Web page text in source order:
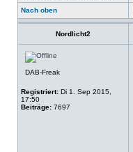
Nach oben
Nordlicht2
DAB-Freak
Registriert: Di 1. Sep 2015,
17:50
Beiträge: 7697